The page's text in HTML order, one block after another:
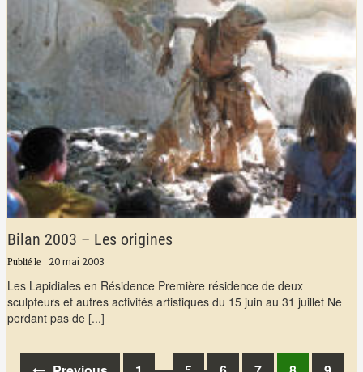
Bilan 2003 – Les origines
20 mai 2003
Les Lapidiales en Résidence Première résidence de deux
sculpteurs et autres activités artistiques du 15 juin au 31 juillet Ne
perdant pas de [...]